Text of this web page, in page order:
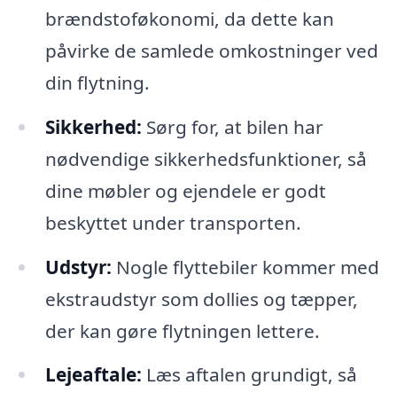
brændstoføkonomi, da dette kan
påvirke de samlede omkostninger ved
din flytning.
Sikkerhed: Sørg for, at bilen har
nødvendige sikkerhedsfunktioner, så
dine møbler og ejendele er godt
beskyttet under transporten.
Udstyr: Nogle flyttebiler kommer med
ekstraudstyr som dollies og tæpper,
der kan gøre flytningen lettere.
Lejeaftale: Læs aftalen grundigt, så